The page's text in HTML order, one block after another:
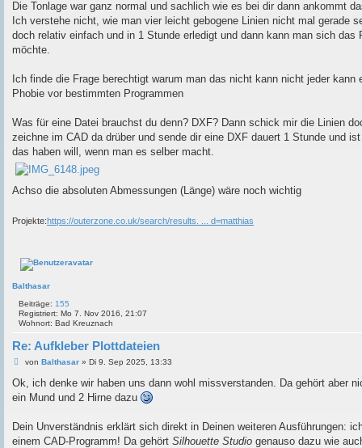
d
a
e
n
a
i
t
i
r
a
Die Tonlage war ganz normal und sachlich wie es bei dir dann ankommt
Ich verstehe nicht, wie man vier leicht gebogene Linien nicht mal gerade
doch relativ einfach und in 1 Stunde erledigt und dann kann man sich das
möchte.
Ich finde die Frage berechtigt warum man das nicht kann nicht jeder kann
Phobie vor bestimmten Programmen
Was für eine Datei brauchst du denn? DXF? Dann schick mir die Linien
zeichne im CAD da drüber und sende dir eine DXF dauert 1 Stunde und
das haben will, wenn man es selber macht.
Achso die absoluten Abmessungen (Länge) wäre noch wichtig
Projekte:https://outerzone.co.uk/search/results. ... d=matthias
Balthasar
Beiträge: 155
Registriert: Mo 7. Nov 2016, 21:07
Wohnort: Bad Kreuznach
Re: Aufkleber Plottdateien
B
i
r
von Balthasar» Di 9. Sep 2025, 13:33
Ok, ich denke wir haben uns dann wohl missverstanden. Da gehört aber
ein Mund und 2 Hirne dazu
Dein Unverständnis erklärt sich direkt in Deinen weiteren Ausführungen:
einem CAD-Programm! Da gehört Silhouette Studio genauso dazu wie